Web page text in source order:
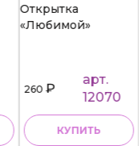
Открытка
«Любимой»
260₽
арт.
12070
КУПИТЬ